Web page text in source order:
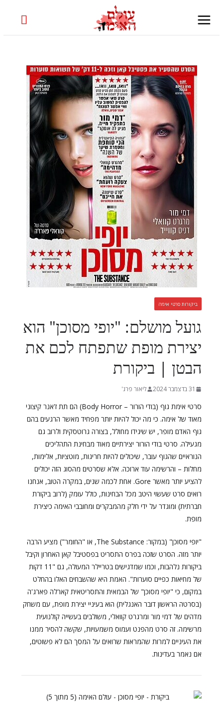
ביקורות סרטי אימה
גועל מושלם: "יופי מסוכן" הוא
יצירת מופת שתפתח לכם את
הבטן | ביקורת
31 בדצמבר 2024 ליאור פרג'
סרטי אימת גוף (בודי הורור – Body Horror) הם תת ז'אנר קיצוני
מאוד של אימה. כי מה יכול להיות יותר מפחיד מאשר הרגעים בהם
גוף האדם מופר, יש שיגידו מחולל, בצורה גרוטסקית ולרוב גם
מגעילה. סרטי בודי הורור יצירתיים מאוד מבחינת התהליכים
הנוראיים שהגוף עובר, שיכולים להיות חריגות, מוטציות, אלימות,
מחלות – והרשימה עוד ארוכה. אלא שסרטים מהסוג הזה יכולים
להציע יותר מאשר Gore. אחת לכמה שנים, במקרה הטוב, אנחנו
רואים סרט שעשוי היטב מכל הבחינות, כולל עומק (לרוב ביקורת
חברתית) ומוגדר על ידי חלק מהמבקרים ומחובבי האימה כיצירת
מופת.
"יופי מסוכן" (במקור: The Substance, או "החומר") מציע הרבה
יותר מזה. הסרט שזכה בפרס התסריט בפסטיבל קאן האחרון וקיבל
ביקורות נלהבות, וכמו שמדגישים בטריילר המעולה, גם "11 דקות
של מחיאות כפיים סוערות". האמת היא שהשבחים האלו בהחלט
במקום, כי "יופי מסוכן" של הבמאית והתסריטאית קארלה פארג'ה
(בסרטה הראשון דובר האנגלית) הוא בעיניי יצירת מופת, עם משחק
מדהים של דמי מור ומרגרט קוואלי, משולבים בעשייה קולנועית
מרשימה. זה סרט מהפנט ועמוס משמעויות, שקשה להסיר ממנו
את העיניים למרות שהמראות שרואים על המסך הם לא פשוטים,
אם נאמר בעדינות.